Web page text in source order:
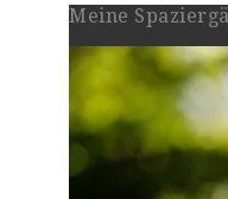
Meine